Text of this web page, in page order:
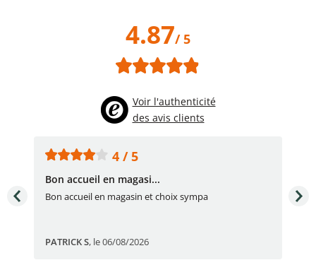
4.87/ 5
Voir l'authenticité
des avis clients
4 / 5
Bon accueil en magasi...
Bon accueil en magasin et choix sympa
PATRICK S, le 06/08/2026